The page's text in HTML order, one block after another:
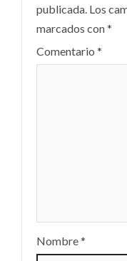
publicada. Los
marcados con*
Comentario *
Nombre*